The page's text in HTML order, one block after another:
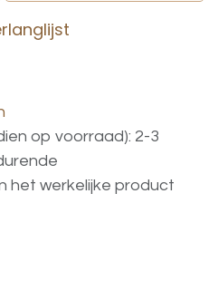
op voorraad): 2-3
het werkelijke product